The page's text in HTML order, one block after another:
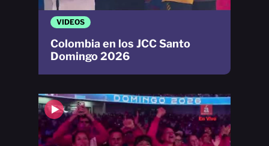
VIDEOS
Colombia en los JCC Santo
Domingo 2026